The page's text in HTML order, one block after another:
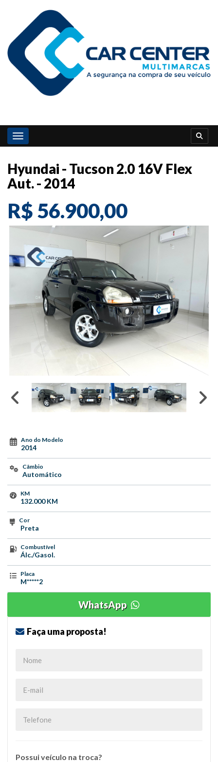
Toggle navigation
Hyundai - Tucson 2.0 16V Flex
Aut. - 2014
R$ 56.900,00
Ano do Modelo
2014
Câmbio
Automático
KM
132.000 KM
Cor
Preta
Combustível
Álc./Gasol.
Placa
M*****2
WhatsApp
Faça uma proposta!
Possui veículo na troca?